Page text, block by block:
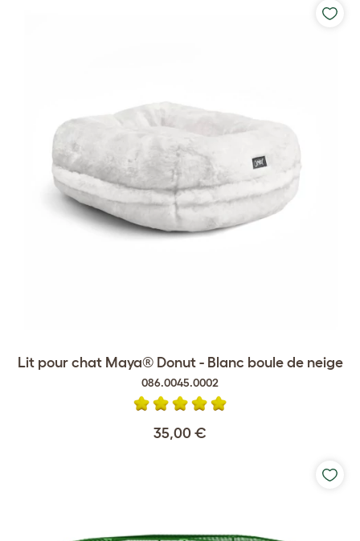
Lit pour chat Maya® Donut - Blanc boule de neige
086.0045.0002
35,00 €